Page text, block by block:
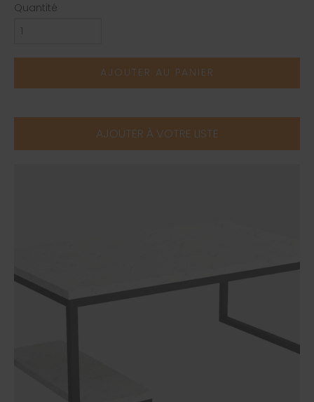
Quantité
AJOUTER AU PANIER
AJOUTER À VOTRE LISTE